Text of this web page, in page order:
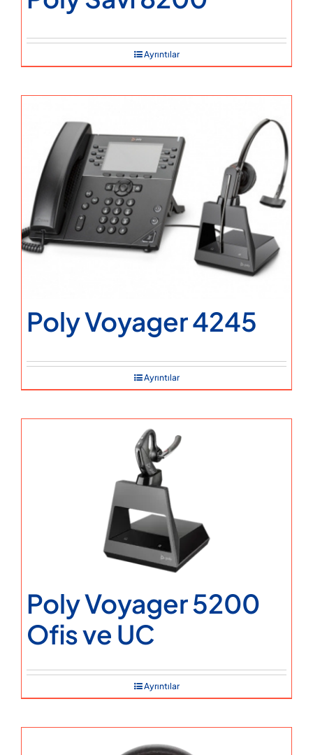
Ayrıntılar
Poly Voyager 4245
Ayrıntılar
Poly Voyager 5200
Ofis ve UC
Ayrıntılar